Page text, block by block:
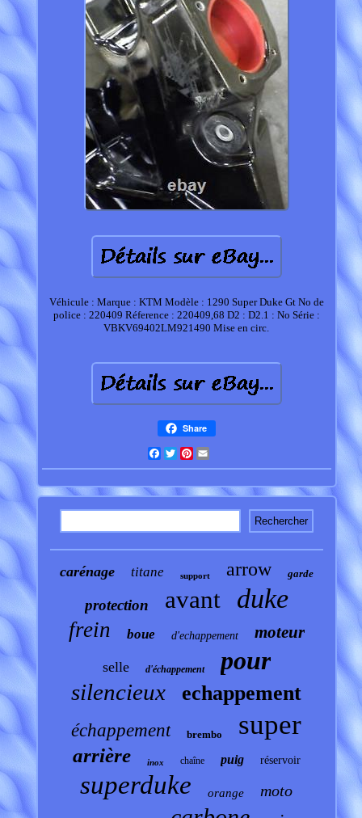
Véhicule : Marque : KTM Modèle : 1290 Super Duke Gt No de
police : 220409 Réference : 220409,68 D2 : D2.1 : No Série :
VBKV69402LM921490 Mise en circ.
Share
Facebook
TwitterPinterest
carénage titane support arrow garde
protection avant duke
frein boue d'echappement moteur
selle d'échappement pour
silencieux echappement
échappement brembo super
arrière inox chaîne puig réservoir
superduke orange moto